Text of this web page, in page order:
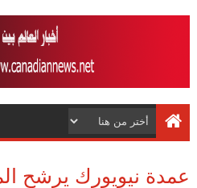
عمدة نيويورك يرشح